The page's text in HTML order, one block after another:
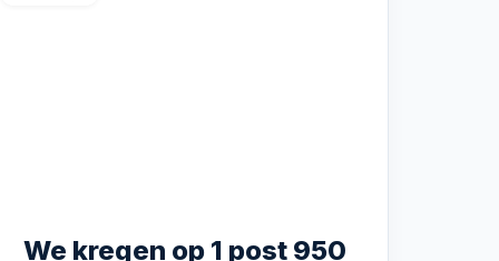
We kregen op 1 post 950